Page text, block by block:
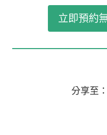
立即預約
分享至：